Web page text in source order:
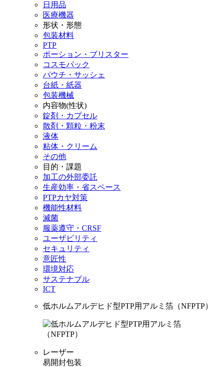
日用品
医療機器
形状・形態
包装材料
PTP
ポーション・ブリスター
コスモパック
パウチ・サッシェ
台紙・紙器
包装機械
内容物(性状)
錠剤・カプセル
散剤・顆粒・粉末
液体
粘体・クリーム
その他
目的・課題
加工の外部委託
生産効率・省スペース
PTPカヤ対策
機能性材料
滅菌
服薬遵守・CRSF
ユーザビリティ
セキュリティ
意匠性
環境対応
サステナブル
ICT
低ホルムアルデヒド型PTP用アルミ箔（NFPTP）
レーザー
易開封包装